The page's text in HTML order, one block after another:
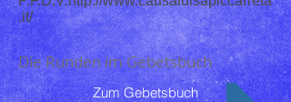
.it/
Die Runden im Gebetsbuch
Zum Gebetsbuch